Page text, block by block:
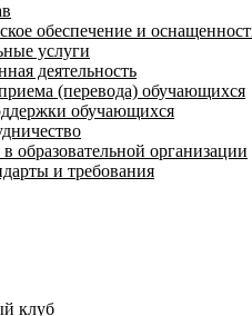
обеспечение и
услуги
деятельность
(перевода) обучающихся
обучающихся
образовательной организации
и требования
клуб